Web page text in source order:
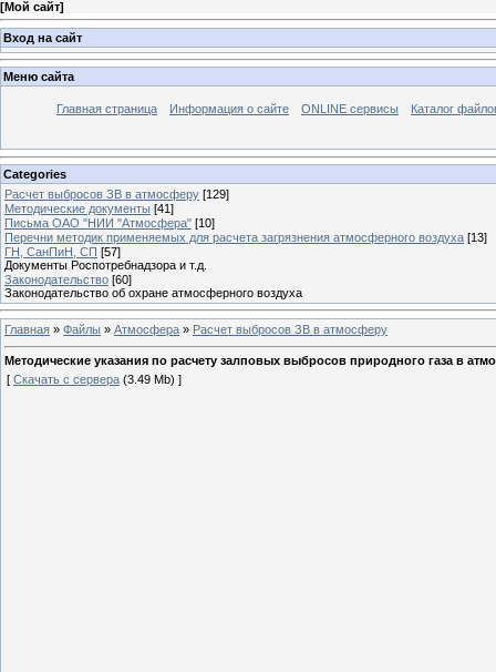
[Мой сайт]
Вход на сайт
Меню сайта
Главная страница Информация о сайте ONLINE сервисы Каталог
Categories
Расчет выбросов ЗВ в атмосферу [129]
Методические документы [41]
Письма ОАО "НИИ "Атмосфера" [10]
Перечни методик применяемых для расчета загрязнения атмосферного воздуха [13]
ГН, СанПиН, СП [57]
Документы Роспотребнадзора и т.д.
Законодательство [60]
Законодательство об охране атмосферного воздуха
Главная » Файлы » Атмосфера » Расчет выбросов ЗВ в атмосферу
Методические указания по расчету залповых выбросов природного газа в
[ Скачать с сервера (3.49 Mb) ]